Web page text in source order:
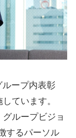
ープ内表彰
ています。
グループビジョ
するパーソル